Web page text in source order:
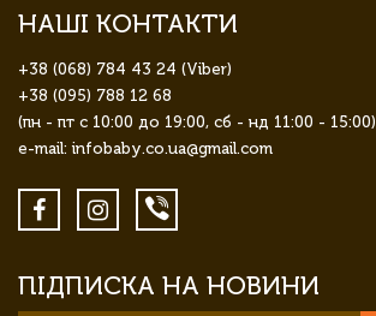
НАШІ КОНТАКТИ
+38 (068) 784 43 24 (Viber)
+38 (095) 788 12 68
(пн - пт с 10:00 до 19:00, сб - нд 11:00 - 15:00)
e-mail: infobaby.co.ua@gmail.com
ПІДПИСКА НА НОВИНИ